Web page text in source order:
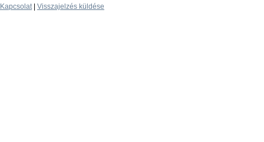
Kapcsolat| Visszajelzés küldése